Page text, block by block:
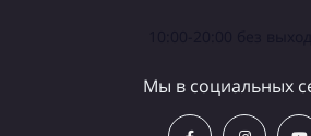
Мы в социальных